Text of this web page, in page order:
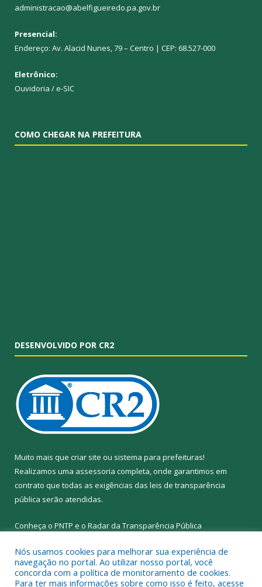
administracao@abelfigueiredo.pa.gov.br
Presencial:
Endereço: Av. Alacid Nunes, 79 – Centro | CEP: 68.527-000
Eletrônico:
Ouvidoria /e-SIC
COMO CHEGAR NA PREFEITURA
DESENVOLVIDO POR CR2
Muito mais que criar site ou sistema para prefeituras!
Realizamos uma assessoria completa, onde garantimos em
contrato que todas as exigências das leis de transparência
pública serão atendidas.
Conheça o PNTP e o Radar da Transparência Pública
Nós usamos cookies para melhorar sua experiência de
navegação no portal. Ao utilizar nosso portal, você
concorda com a política de monitoramento de cookies.
Para ter mais informações sobre como isso é feito, acesse